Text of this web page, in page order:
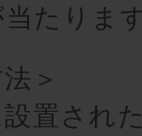
たりま
＞
置され